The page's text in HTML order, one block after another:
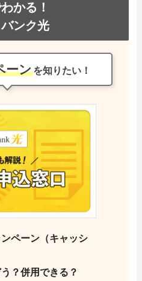
かる！
ンク光
ーンを知りたい！
ペーン（キャッシ
？併用できる？